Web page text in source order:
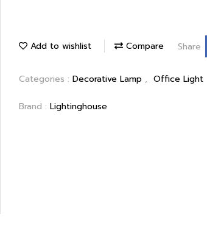
Add to wishlist Compare Share
Categories : Decorative Lamp , Office Light
Brand : Lightinghouse